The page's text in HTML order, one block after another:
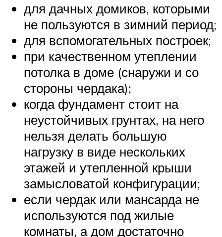
для дачных домиков, которыми
не пользуются в зимний период;
для вспомогательных построек;
при качественном утеплении
потолка в доме (снаружи и со
стороны чердака);
когда фундамент стоит на
неустойчивых грунтах, на него
нельзя делать большую
нагрузку в виде нескольких
этажей и утепленной крыши
замысловатой конфигурации;
если чердак или мансарда не
используются под жилые
комнаты, а дом достаточно